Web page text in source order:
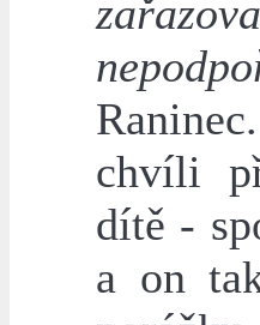
chvíli
dítě -
a on